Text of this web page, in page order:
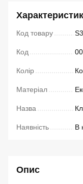
Код товару
Код
Колір
Матеріал
Назва
Наявність В
Опис